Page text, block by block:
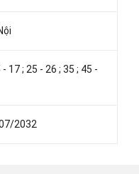
- 17 ; 25 - 26 ; 35 ; 45 -
2032